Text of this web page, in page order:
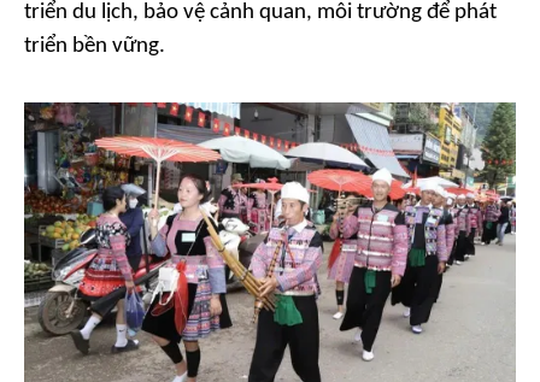
triển du lịch, bảo vệ cảnh quan, môi trường để phát
triển bền vững.